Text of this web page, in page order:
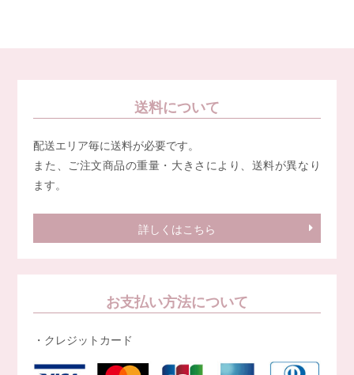
送料について
配送エリア毎に送料が必要です。
また、ご注文商品の重量・大きさにより、送料が異なり
ます。
詳しくはこちら
お支払い方法について
・クレジットカード